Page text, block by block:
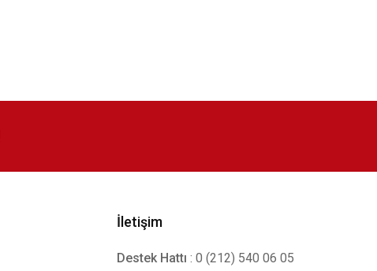
İletişim
Destek Hattı : 0 (212) 540 06 05